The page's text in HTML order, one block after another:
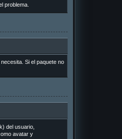
problema.
Si el paquete no
del usuario,
avatar y